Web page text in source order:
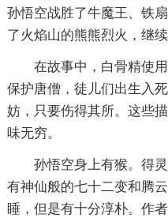
孙悟空战胜了牛魔王、铁
了火焰山的熊熊烈火，继续
在故事中，白骨精使用
保护唐僧，徒儿们出生入
妨，只要伤得其所。这些
味无穷。
孙悟空身上有猴。得灵
有神仙般的七十二变和腾
睡，但是有十分淳朴。作